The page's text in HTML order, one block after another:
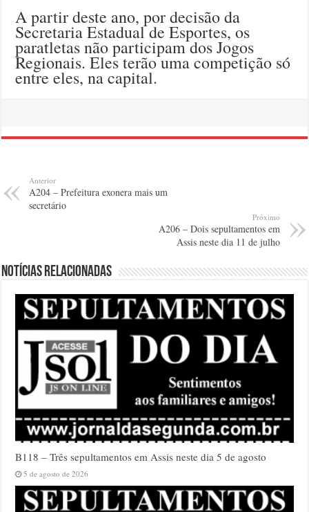
A partir deste ano, por decisão da
Secretaria Estadual de Esportes, os
paratletas não participam dos Jogos
Regionais. Eles terão uma competição só
entre eles, na capital.
Anterior
A204 – Prefeitura exonera mais um
secretário
Próximo
A206 – Dois sepultamentos em
Assis neste dia 11 de julho
Notícias relacionadas
B118 – Três sepultamentos em Assis neste dia 5 de agosto
5 de agosto de 2026